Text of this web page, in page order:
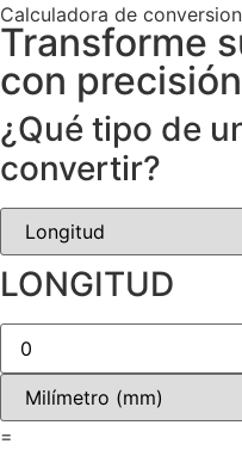
Calculadora de
Transforme
con
¿Qué tipo de
convertir?
LONGITUD
=